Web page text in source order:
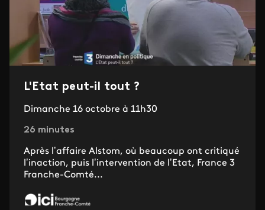
L'Etat peut-il tout ?
Dimanche 16 octobre à 11h30
26 minutes
Après l’affaire Alstom, où beaucoup ont critiqué
l’inaction, puis l’intervention de l’Etat, France 3
Franche-Comté...